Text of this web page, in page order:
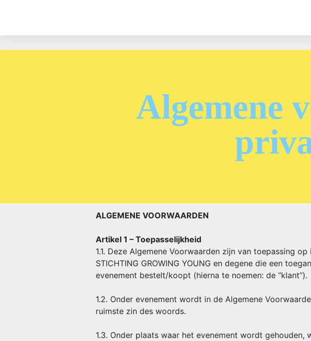
Algemene
ALGEMENE VOORWAARDEN
Artikel 1 – Toepasselijkheid
1.1. Deze Algemene Voorwaarden zijn van toepassing
STICHTING GROWING YOUNG en degene die een
evenement bestelt/koopt (hierna te noemen: de “klant”).
1.2. Onder evenement wordt in de Algemene
ruimste zin des woords.
1.3. Onder plaats waar het evenement wordt